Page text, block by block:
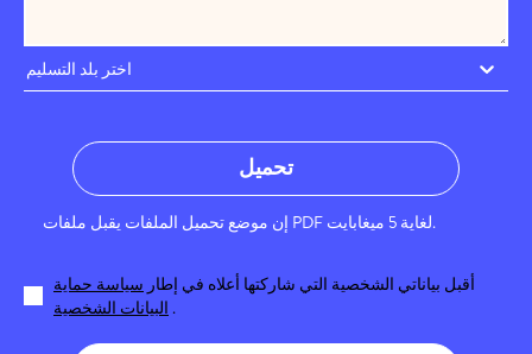
اختر بلد التسليم
تحميل
إن موضع تحميل الملفات يقبل ملفات PDF لغاية 5 ميغابايت.
أقبل بياناتي الشخصية التي شاركتها أعلاه في إطار سياسة حماية
البيانات الشخصية .